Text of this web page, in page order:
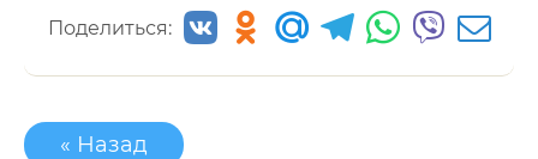
Поделиться:
« Назад